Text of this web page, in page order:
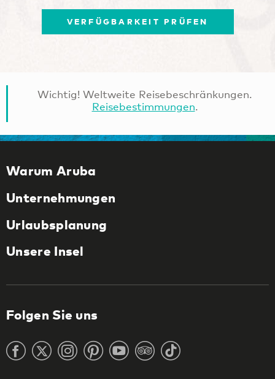
VERFÜGBARKEIT PRÜFEN
Wichtig! Weltweite Reisebeschränkungen.
Reisebestimmungen.
Warum Aruba
Unternehmungen
Urlaubsplanung
Unsere Insel
Folgen Sie uns